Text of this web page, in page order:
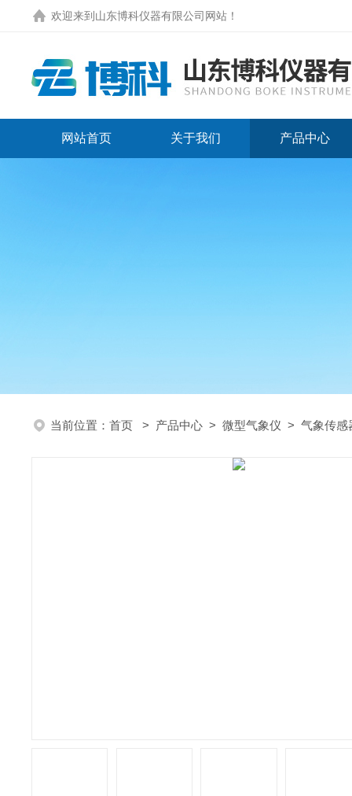
欢迎来到 山东博科仪器有限公司网站 ！
网站首页 关于我们 产品中心
当前位置： 首页 > 产品中心 > 微型气象仪 > 气象传感